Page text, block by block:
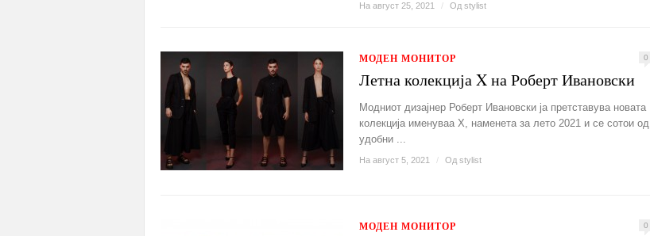
На август 25, 2021 / Од stylist
МОДЕН МОНИТОР 0
Летна колекција X на Роберт Ивановски
Модниот дизајнер Роберт Ивановски ја претставува новата
колекција именуваа X, наменета за лето 2021 и се сотои од
удобни ...
На август 5, 2021 / Од stylist
МОДЕН МОНИТОР 0